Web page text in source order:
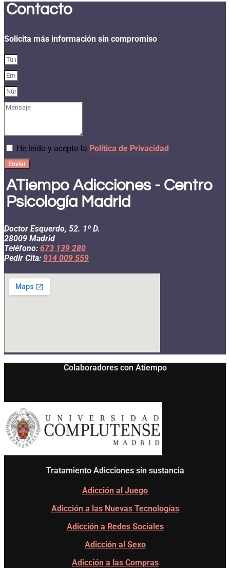
Contacto
Solicita más información sin compromiso
He leído y acepto la Política de Privacidad
Enviar
ATiempo Adicciones - Centro
Psicología Madrid
Doctor Esquerdo, 52. 1º D.
28009 Madrid
Teléfono: 673 139 280
Pedir Cita: 914 009 559
Colaboradores con Atiempo
Tratamiento Adicciones sin sustancia
Adicción al Juego
Adicción a las Nuevas Tecnologías
Adicción a Redes Sociales
Adicción al Sexo
Adicción a las Compras